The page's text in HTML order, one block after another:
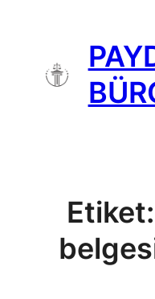
Etiket: